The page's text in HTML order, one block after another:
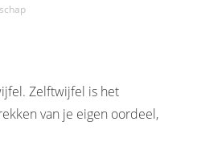
Zelftwijfel is het
van je eigen oordeel,